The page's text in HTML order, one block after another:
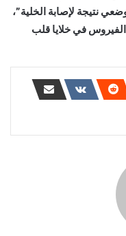
نتيجة لإصابة الخلية”،
الفيروس في خلايا قلب